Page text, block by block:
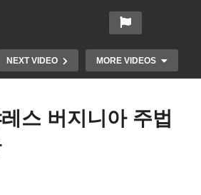
NEXT VIDEO MORE VIDEOS
스 버지니아 주법